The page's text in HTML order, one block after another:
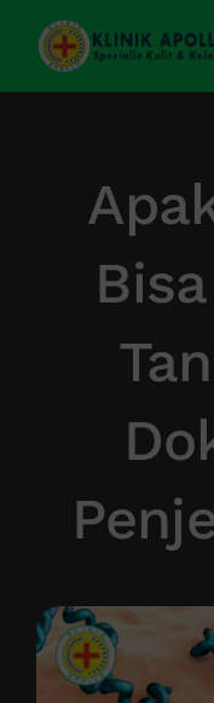
Skip
content
Layanan Kami
Tentang Kami
Kontak Kami